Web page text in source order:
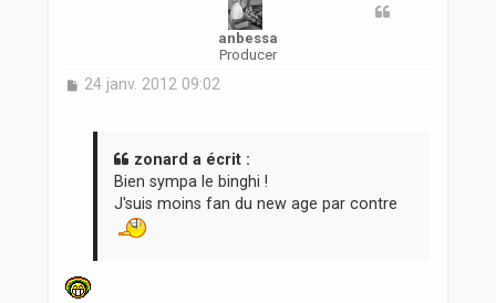
anbessa
Producer
M
24 janv. 2012 09:02
zonard a écrit :
Bien sympa le binghi !
J'suis moins fan du new age par contre